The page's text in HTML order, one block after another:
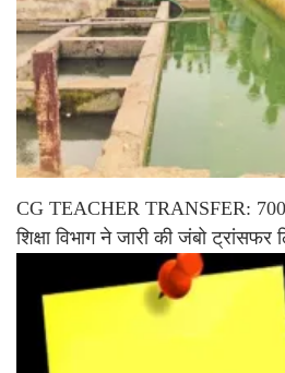
CG TEACHER TRANSFER: 700
शिक्षा विभाग ने जारी की जंबो ट्रांसफर